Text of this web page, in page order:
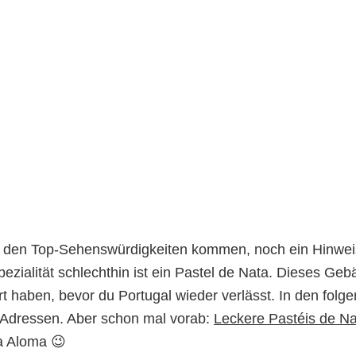
Top-Sehenswürdigkeiten kommen, noch ein
schlechthin ist ein Pastel de Nata. Dieses
haben, bevor du Portugal wieder verlässt. In den
Aber schon mal vorab: Leckere Pastéis de
Aloma 😉